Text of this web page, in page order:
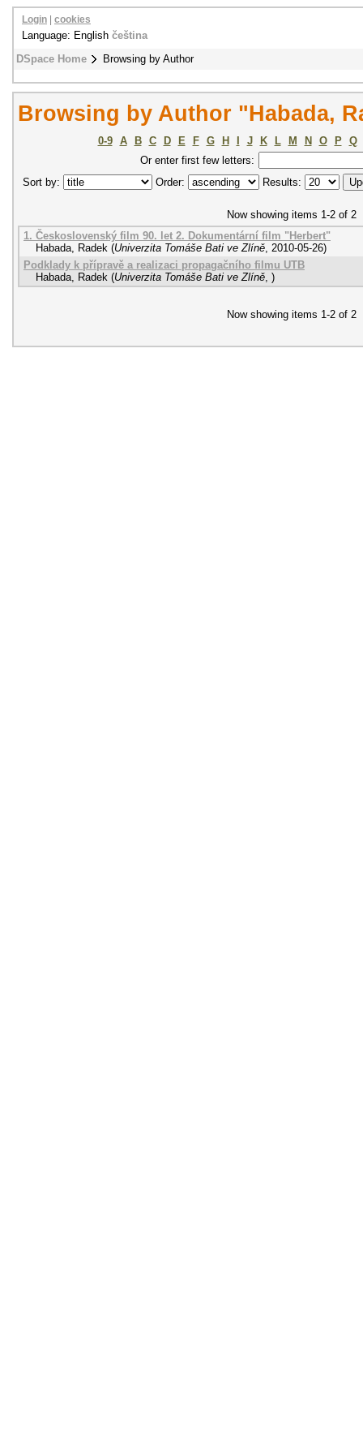
DSpace Home Browsing by Author
Login cookies
Language: English čeština
Browsing by Author "Habada,
0-9 A B C D E F G H J K L M N O P
Q
Or enter first few letters:
Sort by:
Order: Results:
Now showing items 1-2 of 2
1. Československý film 90. let 2. Dokumentární film "Herbert"
Habada, Radek (Univerzita Tomáše Bati ve Zlíně, 2010-05-26)
Podklady k přípravě a realizaci propagačního filmu UTB
Habada, Radek (Univerzita Tomáše Bati ve Zlíně, )
Now showing items 1-2 of 2